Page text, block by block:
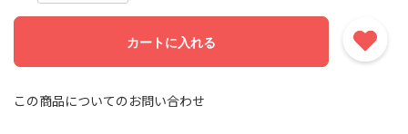
カートに入れる
この商品についてのお問い合わせ